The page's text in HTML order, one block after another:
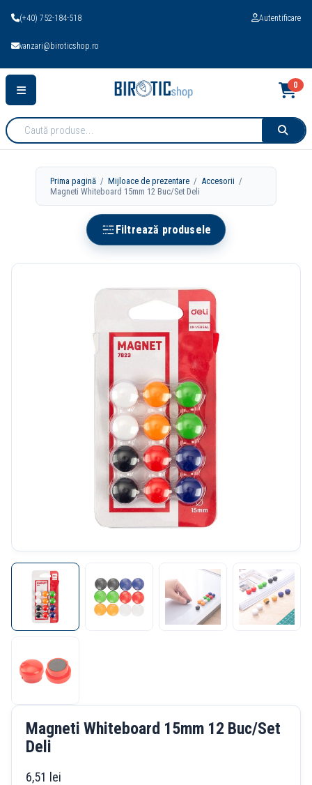
(+40) 752-184-518
vanzari@biroticshop.ro
Autentificare
Cauta
produse:
0
Prima pagină /Mijloace de prezentare /Accesorii /
Magneti Whiteboard 15mm 12 Buc/Set Deli
Filtrează produsele
Magneti Whiteboard 15mm 12 Buc/Set
Deli
6,51 lei